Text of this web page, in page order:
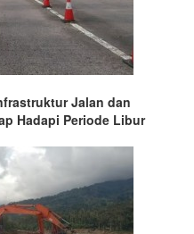
Jalan dan
Hadapi Periode Libur